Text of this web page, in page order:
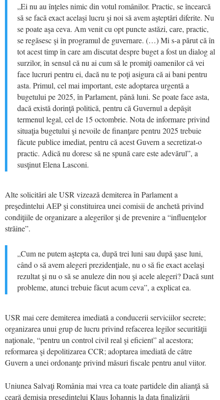
„Ei nu au înţeles nimic din votul românilor. Practic, se încearcă
să se facă exact acelaşi lucru şi noi să avem aşteptări diferite. Nu
se poate aşa ceva. Am venit cu opt puncte astăzi, care, practic,
se regăsesc şi în programul de guvernare. (…) Mi s-a părut că în
tot acest timp în care am discutat despre buget a fost un dialog al
surzilor, în sensul că nu ai cum să le promiţi oamenilor că vei
face lucruri pentru ei, dacă nu te poţi asigura că ai bani pentru
asta. Primul, cel mai important, este adoptarea urgentă a
bugetului pe 2025, în Parlament, până luni. Se poate face asta,
dacă există dorinţă politică, pentru că Guvernul a depăşit
termenul legal, cel de 15 octombrie. Nota de informare privind
situaţia bugetului şi nevoile de finanţare pentru 2025 trebuie
făcute publice imediat, pentru că acest Guvern a secretizat-o
practic. Adică nu doresc să ne spună care este adevărul”, a
susţinut Elena Lasconi.
Alte solicitări ale USR vizează demiterea în Parlament a
preşedintelui AEP şi constituirea unei comisii de anchetă privind
condiţiile de organizare a alegerilor şi de prevenire a “influenţelor
străine”.
„Cum ne putem aştepta ca, după trei luni sau după şase luni,
când o să avem alegeri prezidenţiale, nu o să fie exact acelaşi
rezultat şi nu o să se anuleze din nou şi acele alegeri? Dacă sunt
probleme, atunci trebuie făcut acum ceva”, a explicat ea.
USR mai cere demiterea imediată a conducerii serviciilor secrete;
organizarea unui grup de lucru privind refacerea legilor securităţii
naţionale, “pentru un control civil real şi eficient” al acestora;
reformarea şi depolitizarea CCR; adoptarea imediată de către
Guvern a unei ordonanţe privind măsuri fiscale pentru anul viitor.
Uniunea Salvaţi România mai vrea ca toate partidele din alianţă să
ceară demisia preşedintelui Klaus Iohannis la data finalizării